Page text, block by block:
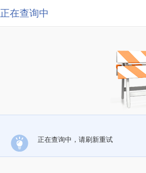
正在查询中
正在查询中，请刷新重试